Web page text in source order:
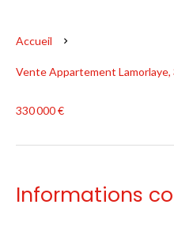
Accueil
Vente Appartement Lamorlaye,
330 000 €
Informations